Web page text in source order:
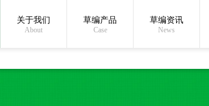
在线沟通:
关于我们
About
草编产品
Case
草编资讯
News